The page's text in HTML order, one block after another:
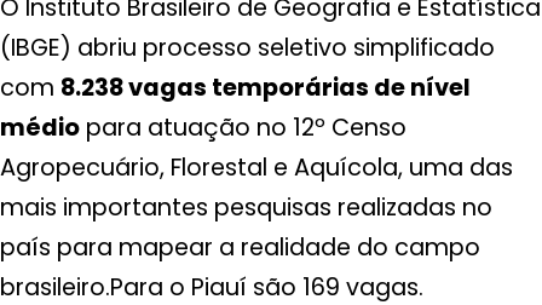
O Instituto Brasileiro de Geografia e Estatística
(IBGE) abriu processo seletivo simplificado
com 8.238 vagas temporárias de nível
médio para atuação no 12º Censo
Agropecuário, Florestal e Aquícola, uma das
mais importantes pesquisas realizadas no
país para mapear a realidade do campo
brasileiro.Para o Piauí são 169 vagas.